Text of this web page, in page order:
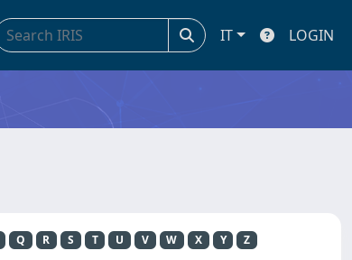
IT LOGIN
Q R S T U V W X Y Z